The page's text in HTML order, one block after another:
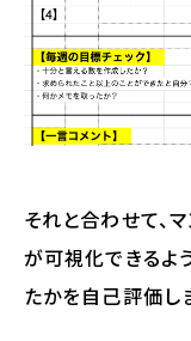
それと合わせて、
が可視化できるよ
たかを自己評価し